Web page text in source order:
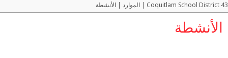
Coquitlam School District 43
| الموارد | الأنشطة
الأنشطة